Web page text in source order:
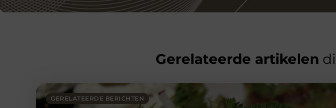
Gerelateerde artikelen
GERELATEERDE BERICHTEN